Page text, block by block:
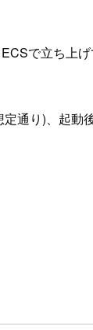
で立ち上
通り)、起動